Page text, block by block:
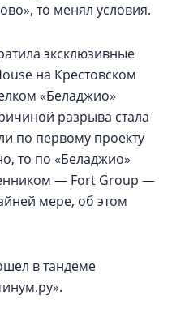
то менял условия.
эксклюзивные
на Крестовском
«Беладжио»
разрыва стала
по первому проекту
то по «Беладжио»
— Fort Group —
мере, об этом
в тандеме